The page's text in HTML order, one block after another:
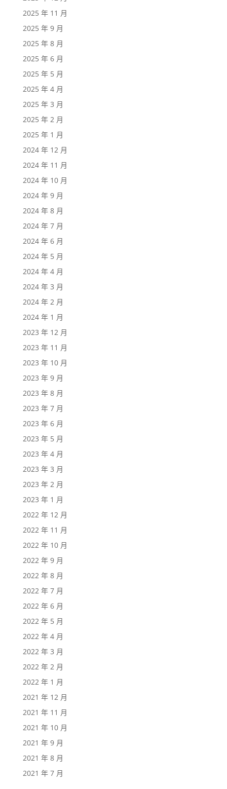
2025 年 11 月
2025 年 9 月
2025 年 8 月
2025 年 6 月
2025 年 5 月
2025 年 4 月
2025 年 3 月
2025 年 2 月
2025 年 1 月
2024 年 12 月
2024 年 11 月
2024 年 10 月
2024 年 9 月
2024 年 8 月
2024 年 7 月
2024 年 6 月
2024 年 5 月
2024 年 4 月
2024 年 3 月
2024 年 2 月
2024 年 1 月
2023 年 12 月
2023 年 11 月
2023 年 10 月
2023 年 9 月
2023 年 8 月
2023 年 7 月
2023 年 6 月
2023 年 5 月
2023 年 4 月
2023 年 3 月
2023 年 2 月
2023 年 1 月
2022 年 12 月
2022 年 11 月
2022 年 10 月
2022 年 9 月
2022 年 8 月
2022 年 7 月
2022 年 6 月
2022 年 5 月
2022 年 4 月
2022 年 3 月
2022 年 2 月
2022 年 1 月
2021 年 12 月
2021 年 11 月
2021 年 10 月
2021 年 9 月
2021 年 8 月
2021 年 7 月